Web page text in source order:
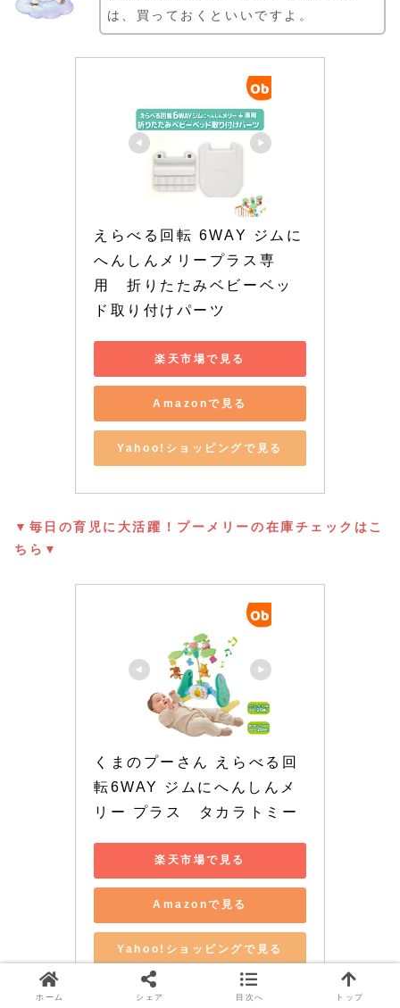
は、買っておくといいですよ。
えらべる回転 6WAY ジムに
へんしんメリープラス専
用　折りたたみベビーベッ
ド取り付けパーツ
楽天市場で見る
Amazonで見る
Yahoo!ショッピングで見る
▼毎日の育児に大活躍！プーメリーの在庫チェックはこ
ちら▼
くまのプーさん えらべる回
転6WAY ジムにへんしんメ
リー プラス　タカラトミー
楽天市場で見る
Amazonで見る
Yahoo!ショッピングで見る
ホーム シェア 目次へ トップ